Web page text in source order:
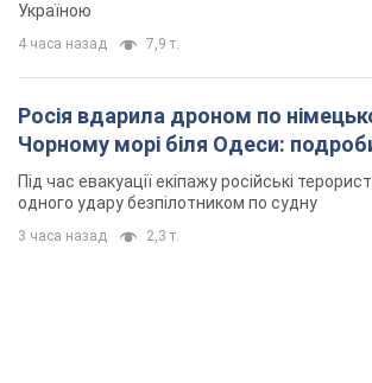
Україною
4 часа назад 7,9 т.
Росія вдарила дроном по
Чорному морі біля Одеси:
Під час евакуації екіпажу російські
одного удару безпілотником по судну
3 часа назад 2,3 т.